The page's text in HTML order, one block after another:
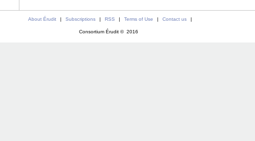
About Érudit | Subscriptions | RSS | Terms of Use | Contact us |
Consortium Érudit © 2016